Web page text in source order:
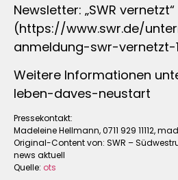
Newsletter: „SWR vernetzt“
(https://www.swr.de/
anmeldung-swr-vernetzt-
Weitere Informationen
leben-daves-neustart
Pressekontakt:
Madeleine Hellmann, 0711 929 11112,
Original-Content von: SWR –
news aktuell
Quelle: ots